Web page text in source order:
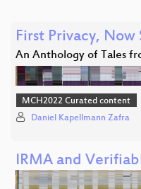
First Privacy, Now
An Anthology of Tales
MCH2022 Curated content
Daniel Kapellmann Zafra
IRMA and